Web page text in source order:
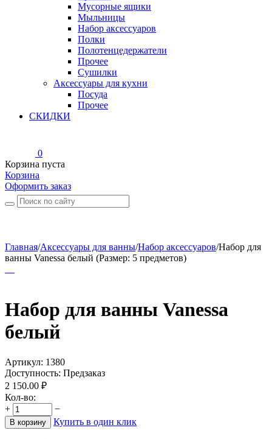
Мусорные ящики
Мыльницы
Набор аксессуаров
Полки
Полотенцедержатели
Прочее
Сушилки
Аксессуары для кухни
Посуда
Прочее
СКИДКИ
0
Корзина пуста
Корзина
Оформить заказ
Главная/Аксессуары для ванны/Набор аксессуаров/Набор для
ванны Vanessa белый (Размер: 5 предметов)
Набор для ванны Vanessa
белый
Артикул: 1380
Доступность: Предзаказ
2 150.00 ₽
Кол-во:
+
−
В корзину Купить в один клик